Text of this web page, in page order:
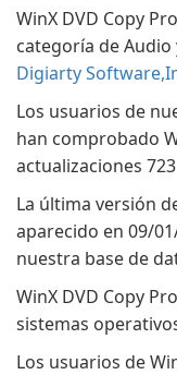
WinX DVD Copy
categoría de
Digiarty
Los usuarios de
han comprobado
actualizaciones
La última versión
aparecido en 09/
nuestra base de
WinX DVD Copy
sistemas
Los usuarios de